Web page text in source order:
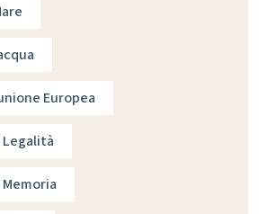
Europea
Legalità